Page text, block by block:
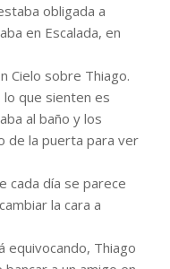
obligada a
en Escalada, en
Cielo sobre Thiago.
lo que sienten es
al baño y los
de la puerta para ver
cada día se parece
la cara a
equivocando, Thiago